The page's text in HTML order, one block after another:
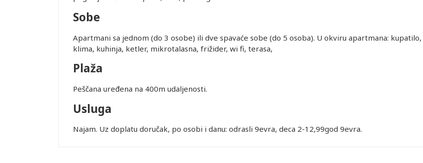
Sobe
Apartmani sa jednom (do 3 osobe) ili dve spavaće sobe (do 5 osoba). U okviru apartmana: kupatilo,
klima, kuhinja, ketler, mikrotalasna, frižider, wi fi, terasa,
Plaža
Peščana uređena na 400m udaljenosti.
Usluga
Najam. Uz doplatu doručak, po osobi i danu: odrasli 9evra, deca 2-12,99god 9evra.